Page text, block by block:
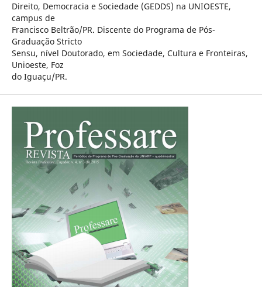
Direito, Democracia e Sociedade (GEDDS) na UNIOESTE,
campus de
Francisco Beltrão/PR. Discente do Programa de Pós-
Graduação Stricto
Sensu, nível Doutorado, em Sociedade, Cultura e Fronteiras,
Unioeste, Foz
do Iguaçu/PR.